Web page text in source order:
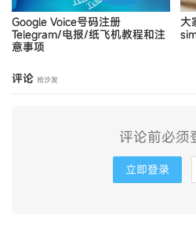
Google Voice号码注册
Telegram/电报/纸飞机教程和注
意事项
大
评论 抢沙发
评论前必须
立即登录